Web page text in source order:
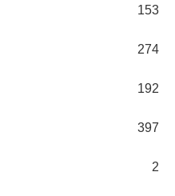
153
274
192
397
2